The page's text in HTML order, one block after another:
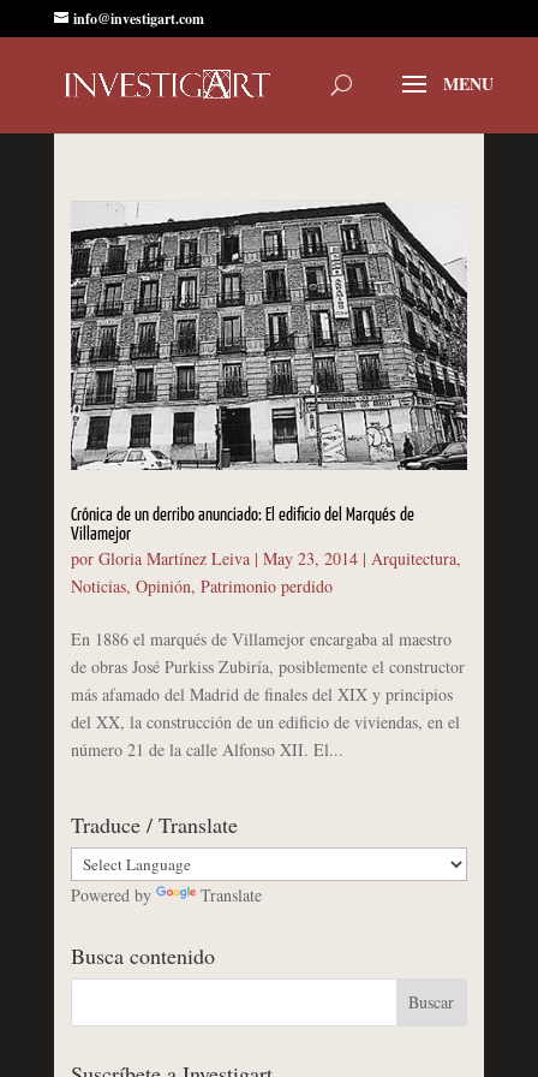
info@investigart.com
Crónica de un derribo anunciado: El edificio del Marqués de
Villamejor
por Gloria Martínez Leiva| May 23, 2014| Arquitectura,
Noticias, Opinión, Patrimonio perdido
En 1886 el marqués de Villamejor encargaba al maestro
de obras José Purkiss Zubiría, posiblemente el constructor
más afamado del Madrid de finales del XIX y principios
del XX, la construcción de un edificio de viviendas, en el
número 21 de la calle Alfonso XII. El...
Traduce / Translate
Powered by Translate
Busca contenido